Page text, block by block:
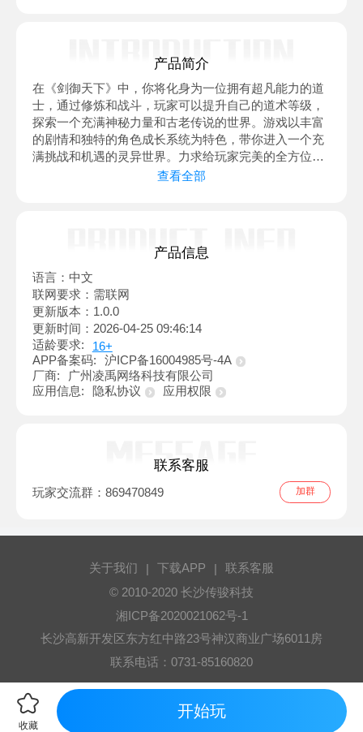
★全新高爆地图，大量红装、炫酷幻化，满星红装轻松
获取！
产品简介
在《剑御天下》中，你将化身为一位拥有超凡能力的道
士，通过修炼和战斗，玩家可以提升自己的道术等级，
探索一个充满神秘力量和古老传说的世界。游戏以丰富
的剧情和独特的角色成长系统为特色，带你进入一个充
满挑战和机遇的灵异世界。力求给玩家完美的全方位的
查看全部
产品信息
语言：中文
联网要求：需联网
更新版本：1.0.0
更新时间：2026-04-25 09:46:14
适龄要求:
16+
APP备案码:
沪ICP备16004985号-4A
厂商:
广州凌禹网络科技有限公司
应用信息:
隐私协议 应用权限
联系客服
玩家交流群：869470849 加群
关于我们 | 下载APP |
联系客服
© 2010-2020 长沙传骏科技
湘ICP备2020021062号-1
长沙高新开发区东方红中路23号神汉商业广场6011房
联系电话：0731-85160820
收藏
开始玩